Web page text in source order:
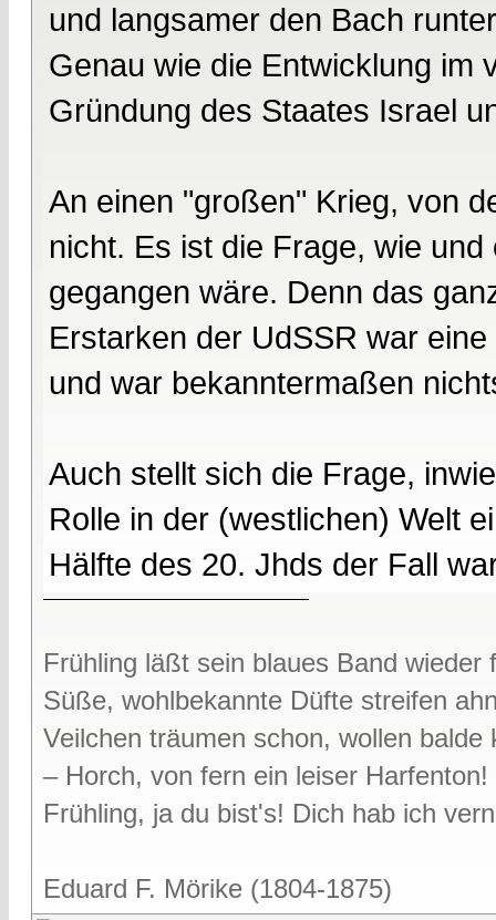
und langsamer den Bach
Genau wie die Entwicklung im
Gründung des Staates Israel
An einen "großen" Krieg, von
nicht. Es ist die Frage, wie
gegangen wäre. Denn das
Erstarken der UdSSR war
und war bekanntermaßen
Auch stellt sich die Frage,
Rolle in der (westlichen) Welt
Hälfte des 20. Jhds der Fall
Frühling läßt sein blaues Band wieder
Süße, wohlbekannte Düfte streifen
Veilchen träumen schon, wollen balde
– Horch, von fern ein leiser Harfenton!
Frühling, ja du bist's! Dich hab ich
Eduard F. Mörike (1804-1875)